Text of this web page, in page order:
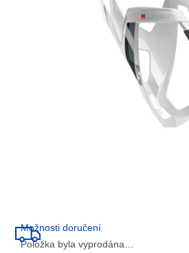
hvězdiček.
Možnosti doručení
Položka byla vyprodána…